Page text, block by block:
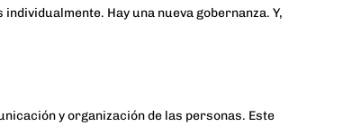
Hay una nueva gobernanza. Y,
y organización de las personas. Este